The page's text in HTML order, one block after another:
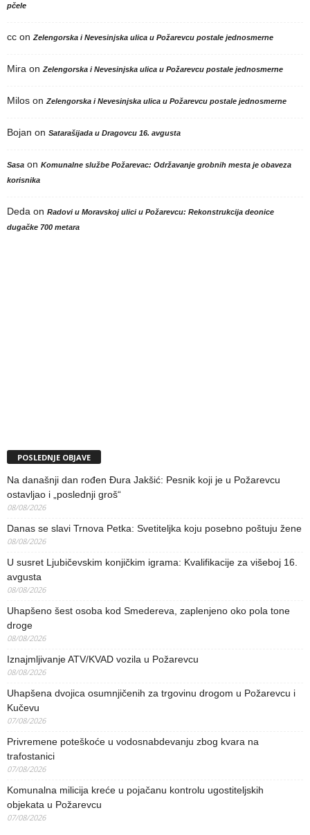
pčele
cc on Zelengorska i Nevesinjska ulica u Požarevcu postale jednosmerne
Mira on Zelengorska i Nevesinjska ulica u Požarevcu postale jednosmerne
Milos on Zelengorska i Nevesinjska ulica u Požarevcu postale jednosmerne
Bojan on Satarašijada u Dragovcu 16. avgusta
Sasa on Komunalne službe Požarevac: Održavanje grobnih mesta je obaveza
korisnika
Deda on Radovi u Moravskoj ulici u Požarevcu: Rekonstrukcija deonice
dugačke 700 metara
POSLEDNJE OBJAVE
Na današnji dan rođen Đura Jakšić: Pesnik koji je u Požarevcu
ostavljao i „poslednji groš“
08/08/2026
Danas se slavi Trnova Petka: Svetiteljka koju posebno poštuju žene
08/08/2026
U susret Ljubičevskim konjičkim igrama: Kvalifikacije za višeboj 16.
avgusta
08/08/2026
Uhapšeno šest osoba kod Smedereva, zaplenjeno oko pola tone
droge
08/08/2026
Iznajmljivanje ATV/KVAD vozila u Požarevcu
08/08/2026
Uhapšena dvojica osumnjičenih za trgovinu drogom u Požarevcu i
Kučevu
07/08/2026
Privremene poteškoće u vodosnabdevanju zbog kvara na
trafostanici
07/08/2026
Komunalna milicija kreće u pojačanu kontrolu ugostiteljskih
objekata u Požarevcu
07/08/2026